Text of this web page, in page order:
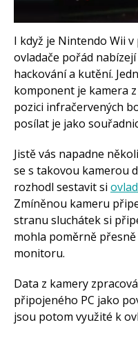
I když je Nintendo Wii
ovladače pořád
hackování a kutění.
komponent je kamera
pozici infračervených
posílat je jako
Jistě vás napadne
se s takovou kamerou
rozhodl sestavit si
Zmíněnou kameru
stranu sluchátek si
mohla poměrně
monitoru.
Data z kamery
připojeného PC jako
jsou potom využité k